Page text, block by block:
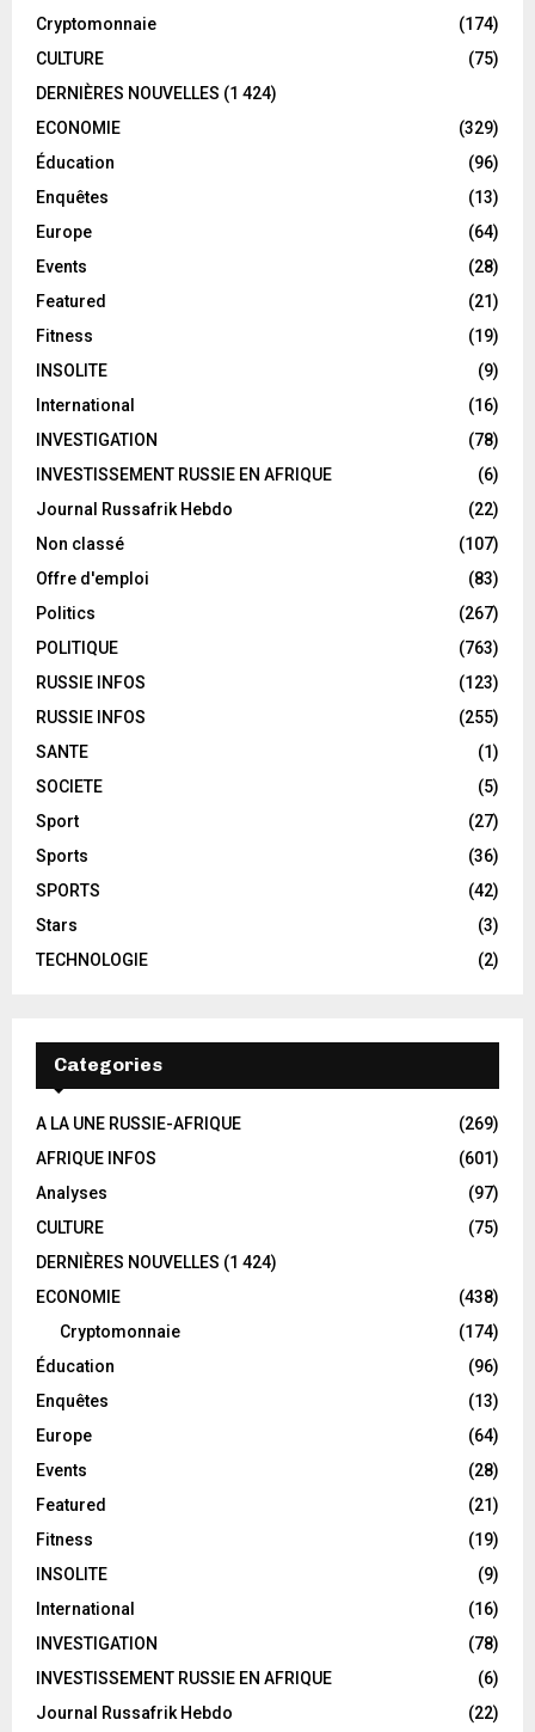
Cryptomonnaie
(174)
CULTURE
(75)
DERNIÈRES NOUVELLES (1 424)
ECONOMIE
(329)
Éducation
(96)
Enquêtes
(13)
Europe
(64)
Events
(28)
Featured
(21)
Fitness
(19)
INSOLITE
(9)
International
(16)
INVESTIGATION
(78)
INVESTISSEMENT RUSSIE EN AFRIQUE
(6)
Journal Russafrik Hebdo
(22)
Non classé
(107)
Offre d'emploi
(83)
Politics
(267)
POLITIQUE
(763)
RUSSIE INFOS
(123)
RUSSIE INFOS
(255)
SANTE
(1)
SOCIETE
(5)
Sport
(27)
Sports
(36)
SPORTS
(42)
Stars
(3)
TECHNOLOGIE
(2)
Categories
A LA UNE RUSSIE-AFRIQUE
(269)
AFRIQUE INFOS
(601)
Analyses
(97)
CULTURE
(75)
DERNIÈRES NOUVELLES (1 424)
ECONOMIE
(438)
Cryptomonnaie
(174)
Éducation
(96)
Enquêtes
(13)
Europe
(64)
Events
(28)
Featured
(21)
Fitness
(19)
INSOLITE
(9)
International
(16)
INVESTIGATION
(78)
INVESTISSEMENT RUSSIE EN AFRIQUE
(6)
Journal Russafrik Hebdo
(22)